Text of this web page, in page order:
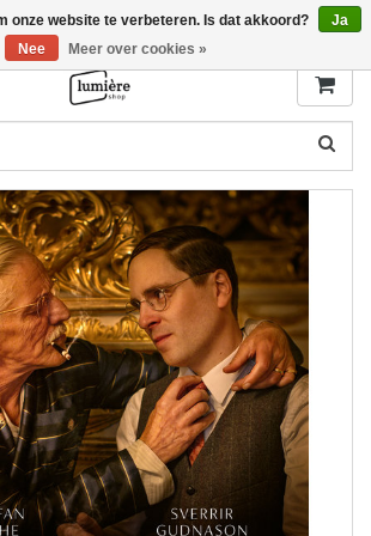
onze website te verbeteren. Is dat akkoord?
Ja
Nee
Meer over cookies »